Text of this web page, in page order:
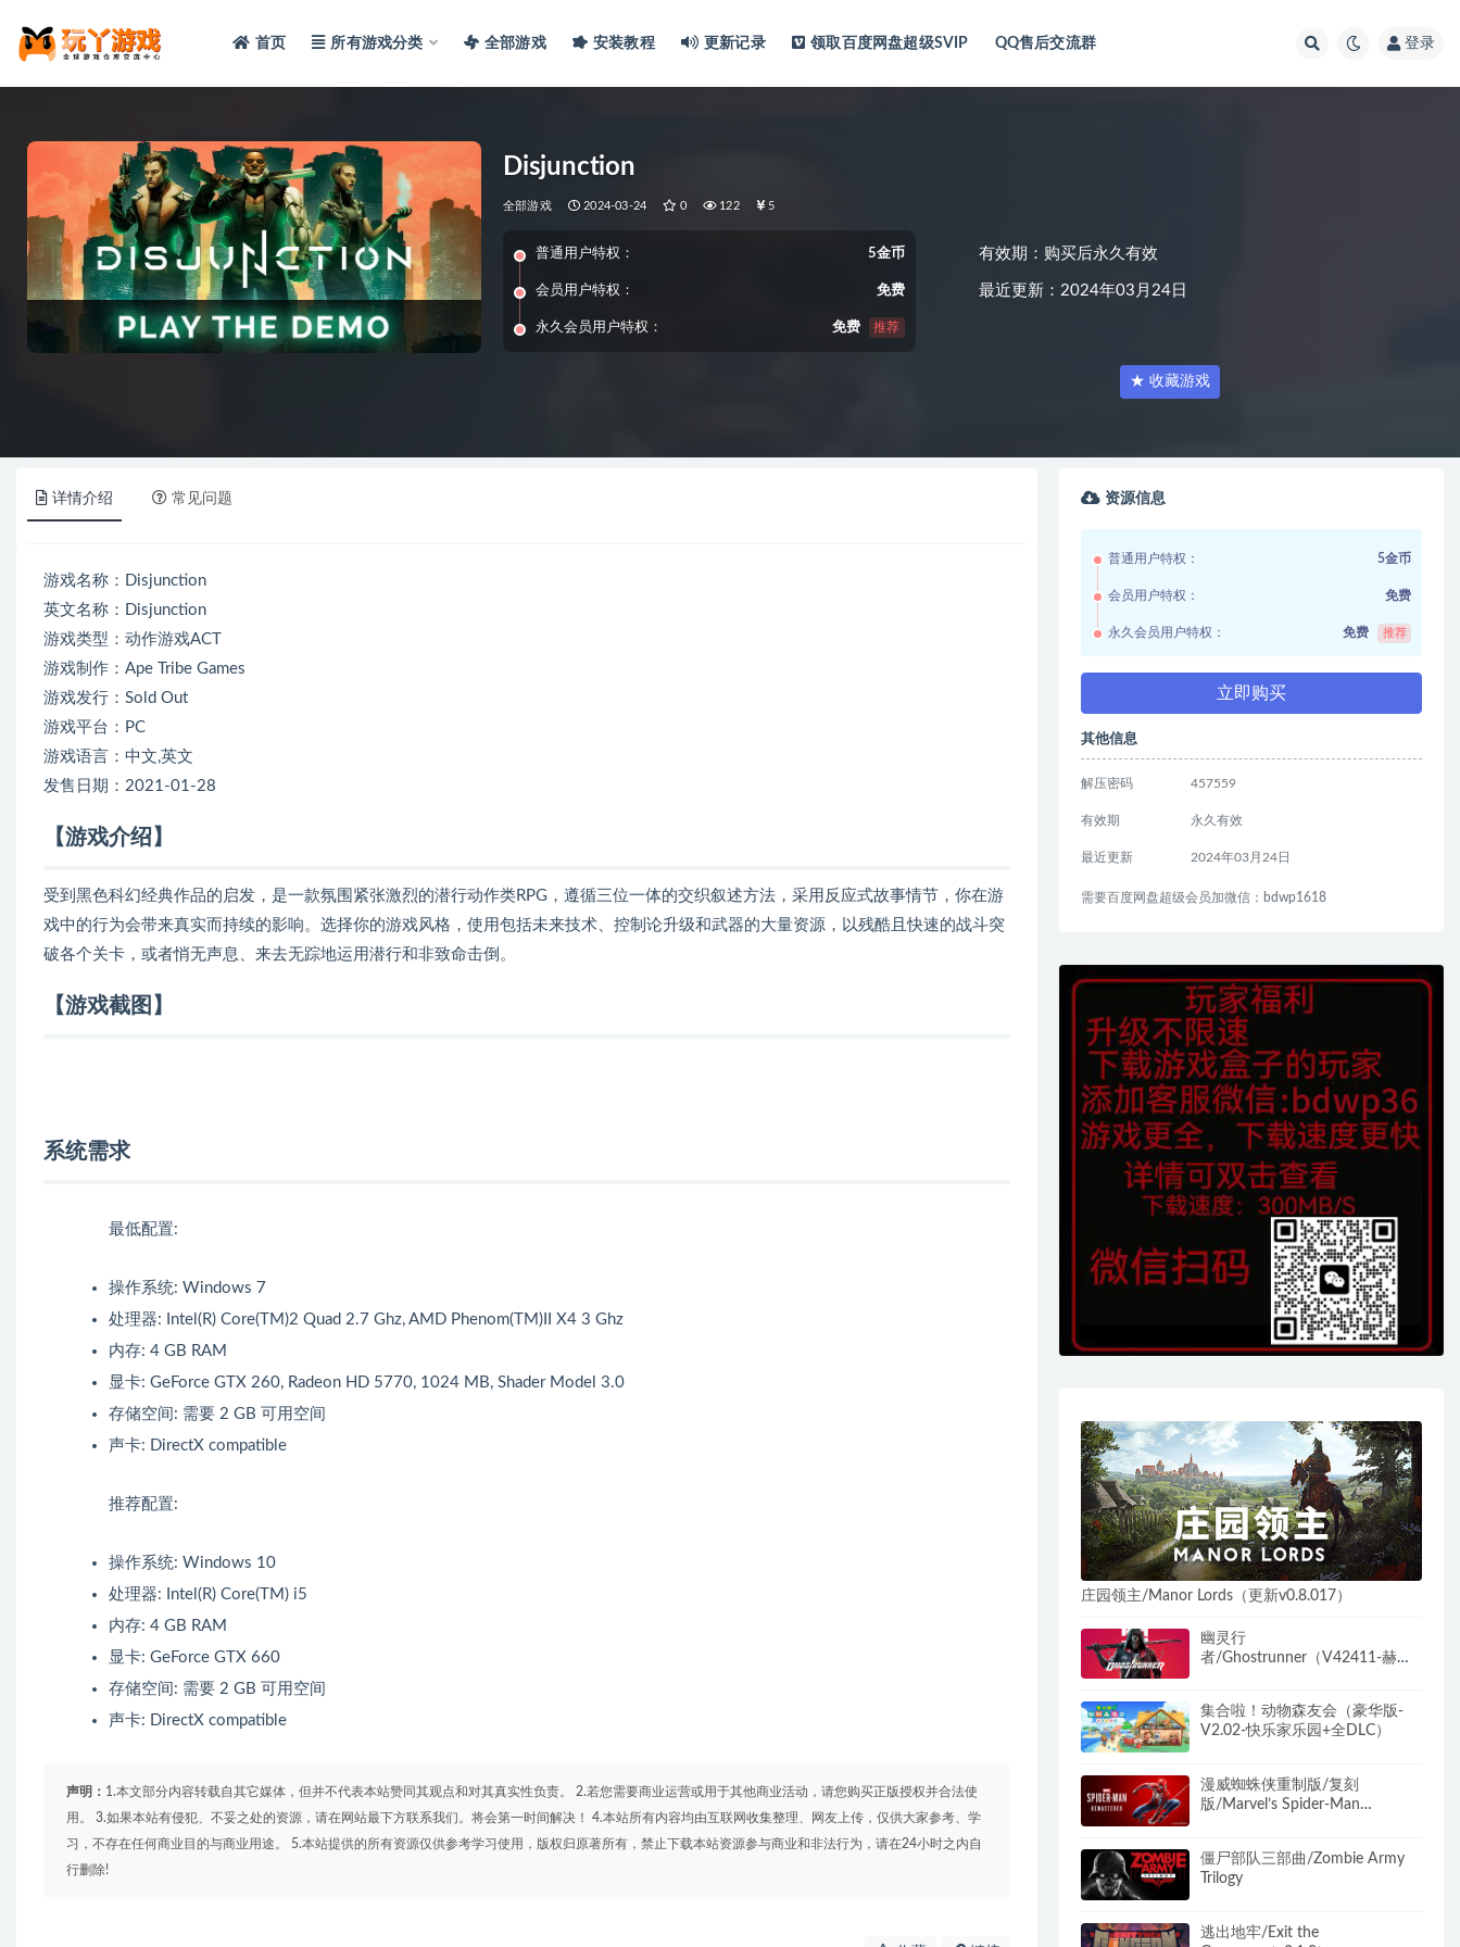
首页 所有游戏分类 全部游戏 安装教程 更新记录 领取百度网盘超级SVIP QQ售后交流群 登录
Disjunction
全部游戏 2024-03-24 0 122 5
普通用户特权： 5金币
会员用户特权： 免费
永久会员用户特权： 免费 推荐
有效期：购买后永久有效
最近更新：2024年03月24日
★ 收藏游戏
详情介绍 常见问题
游戏名称：Disjunction
英文名称：Disjunction
游戏类型：动作游戏ACT
游戏制作：Ape Tribe Games
游戏发行：Sold Out
游戏平台：PC
游戏语言：中文,英文
发售日期：2021-01-28
【游戏介绍】
受到黑色科幻经典作品的启发，是一款氛围紧张激烈的潜行动作类RPG，遵循三位一体的交织叙述方法，采用反应式故事情节，你在游
戏中的行为会带来真实而持续的影响。选择你的游戏风格，使用包括未来技术、控制论升级和武器的大量资源，以残酷且快速的战斗突
破各个关卡，或者悄无声息、来去无踪地运用潜行和非致命击倒。
【游戏截图】
系统需求
最低配置:
操作系统: Windows 7
处理器: Intel(R) Core(TM)2 Quad 2.7 Ghz, AMD Phenom(TM)II X4 3 Ghz
内存: 4 GB RAM
显卡: GeForce GTX 260, Radeon HD 5770, 1024 MB, Shader Model 3.0
存储空间: 需要 2 GB 可用空间
声卡: DirectX compatible
推荐配置:
操作系统: Windows 10
处理器: Intel(R) Core(TM) i5
内存: 4 GB RAM
显卡: GeForce GTX 660
存储空间: 需要 2 GB 可用空间
声卡: DirectX compatible
声明： 1.本文部分内容转载自其它媒体，但并不代表本站赞同其观点和对其真实性负责。 2.若您需要商业运营或用于其他商业活动，请您购买正版授权并合法使
用。 3.如果本站有侵犯、不妥之处的资源，请在网站最下方联系我们。将会第一时间解决！ 4.本站所有内容均由互联网收集整理、网友上传，仅供大家参考、学
习，不存在任何商业目的与商业用途。 5.本站提供的所有资源仅供参考学习使用，版权归原著所有，禁止下载本站资源参与商业和非法行为，请在24小时之内自
行删除!
资源信息
普通用户特权： 5金币
会员用户特权： 免费
永久会员用户特权： 免费 推荐
立即购买
其他信息
解压密码 457559
有效期 永久有效
最近更新 2024年03月24日
需要百度网盘超级会员加微信：bdwp1618
庄园领主/Manor Lords（更新v0.8.017）
幽灵行
者/Ghostrunner（V42411-赫尔
集合啦！动物森友会（豪华版-
V2.02-快乐家乐园+全DLC）
漫威蜘蛛侠重制版/复刻
版/Marvel’s Spider-Man
僵尸部队三部曲/Zombie Army
Trilogy
逃出地牢/Exit the